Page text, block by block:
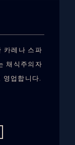
카레나 스파
채식주의자
영업합니다.